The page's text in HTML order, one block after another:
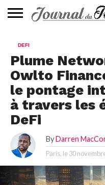
📰
EVALUATION
GUIDE
TENDANCES
À
CONTACTEZ-
DEFI
Plume
Owlto
le pontage
à travers les
DeFi
By Darren
Paris, le 30